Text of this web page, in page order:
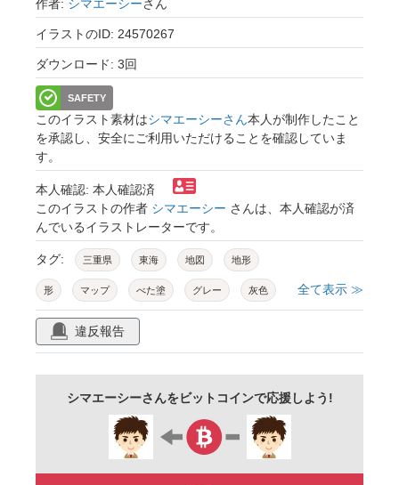
作者: シマエーシーさん
イラストのID: 24570267
ダウンロード: 3回
SAFETY
このイラスト素材はシマエーシーさん本人が制作したこと
を承認し、安全にご利用いただけることを確認していま
す。
本人確認: 本人確認済
このイラストの作者 シマエーシー さんは、本人確認が済
んでいるイラストレーターです。
タグ: 三重県 東海 地図 地形
形 マップ べた塗 グレー 灰色 全て表示 ≫
違反報告
シマエーシーさんをビットコインで応援しよう!